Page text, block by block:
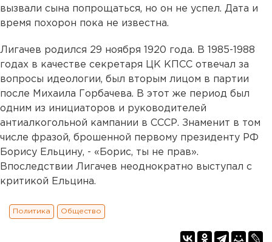
вызвали сына попрощаться, но он не успел. Дата и
время похорон пока не известна.
Лигачев родился 29 ноября 1920 года. В 1985-1988
годах в качестве секретаря ЦК КПСС отвечал за
вопросы идеологии, был вторым лицом в партии
после Михаила Горбачева. В этот же период был
одним из инициаторов и руководителей
антиалкогольной кампании в СССР. Знаменит в том
числе фразой, брошенной первому президенту РФ
Борису Ельцину, - «Борис, ты не прав».
Впоследствии Лигачев неоднократно выступал с
критикой Ельцина.
Политика Общество